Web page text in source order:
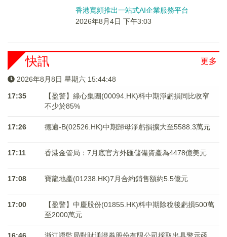
香港寬頻推出一站式AI企業服務平台
2026年8月4日 下午3:03
更多
快訊
2026年8月8日 星期六 15:44:49
17:35
【盈警】綠心集團(00094.HK)料中期淨虧損同比收窄
不少於85%
17:26 德適-B(02526.HK)中期歸母淨虧損擴大至5588.3萬元
17:11 香港金管局：7月底官方外匯儲備資產為4478億美元
17:08 寶龍地產(01238.HK)7月合約銷售額約5.5億元
17:00
【盈警】中慶股份(01855.HK)料中期除稅後虧損500萬
至2000萬元